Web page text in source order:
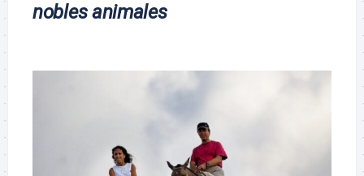
nobles animales